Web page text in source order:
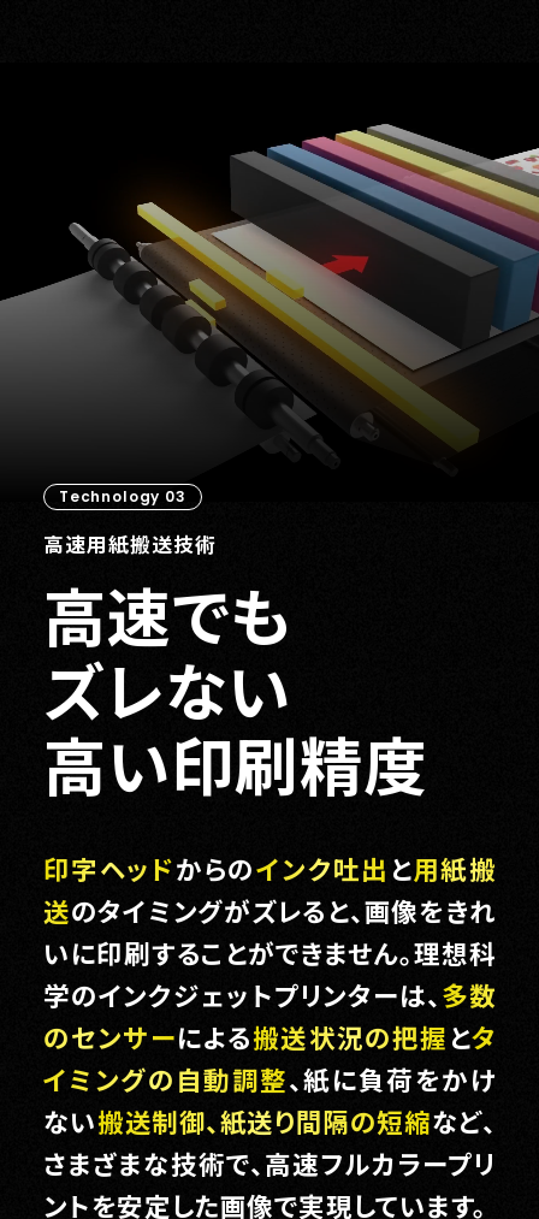
Technology 03
高速用紙搬送技術
高速でも
ズレない
高い印刷精度
印字ヘッドからのインク吐出 と用紙搬
送のタイミングがズレると、画像をきれ
いに印刷することができません。理想科
学のインクジェットプリンターは、多数
のセンサーによる搬送状況の把握とタ
イミングの自動調整、紙に負荷をかけ
ない搬送制御、紙送り間隔の短縮など、
さまざまな技術で、高速フルカラープリ
ントを安定した画像で実現しています。